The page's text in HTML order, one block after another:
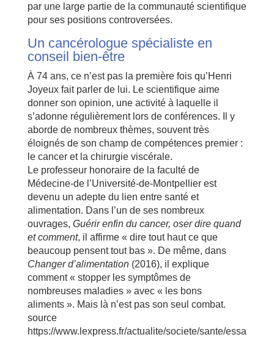
par une large partie de la communauté scientifique
pour ses positions controversées.
Un cancérologue spécialiste en
conseil bien-être
À 74 ans, ce n’est pas la première fois qu’Henri
Joyeux fait parler de lui. Le scientifique aime
donner son opinion, une activité à laquelle il
s’adonne régulièrement lors de conférences. Il y
aborde de nombreux thèmes, souvent très
éloignés de son champ de compétences premier :
le cancer et la chirurgie viscérale.
Le professeur honoraire de la faculté de
Médecine-de l’Université-de-Montpellier est
devenu un adepte du lien entre santé et
alimentation. Dans l’un de ses nombreux
ouvrages, Guérir enfin du cancer, oser dire quand
et comment, il affirme « dire tout haut ce que
beaucoup pensent tout bas ». De même, dans
Changer d’alimentation (2016), il explique
comment « stopper les symptômes de
nombreuses maladies » avec « les bons
aliments ». Mais là n’est pas son seul combat.
source
https://www.lexpress.fr/actualite/societe/sante/essa